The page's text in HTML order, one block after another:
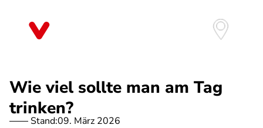
Wie viel sollte man am Tag
trinken?
Stand:09. März 2026